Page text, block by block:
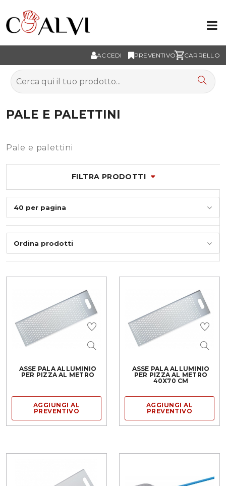
ACCEDI PREVENTIVO CARRELLO
PALE E PALETTINI
Pale e palettini
FILTRA PRODOTTI
40 per pagina
Ordina prodotti
ASSE PALA ALLUMINIO
PER PIZZA AL METRO
AGGIUNGI AL
PREVENTIVO
ASSE PALA ALLUMINIO
PER PIZZA AL METRO
40X70 CM
AGGIUNGI AL
PREVENTIVO